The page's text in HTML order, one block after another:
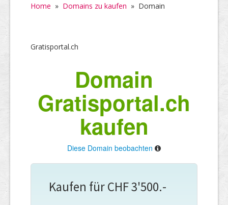
Home » Domains zu kaufen » Domain
Gratisportal.ch
Domain
Gratisportal.ch
kaufen
Diese Domain beobachten
Kaufen für CHF 3'500.-